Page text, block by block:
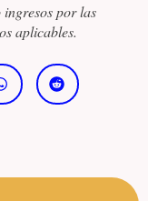
por las
aplicables.